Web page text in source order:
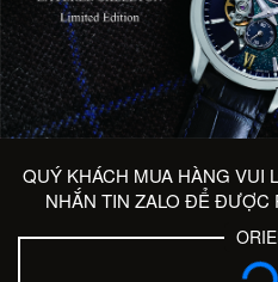
QUÝ KHÁCH MUA HÀNG VUI
NHẮN TIN ZALO ĐỂ ĐƯỢC